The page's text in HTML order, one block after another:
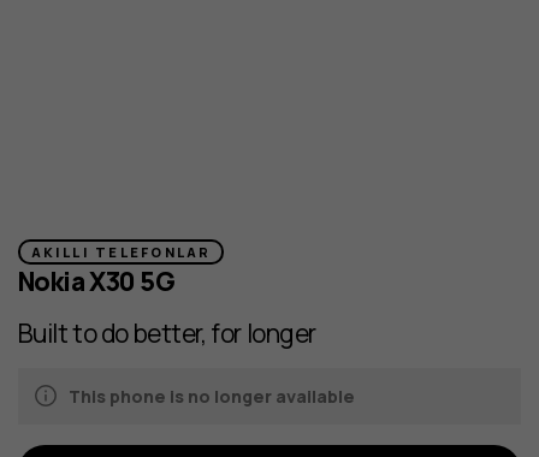
AKILLI TELEFONLAR
Nokia X30 5G
Built to do better, for longer
This phone is no longer available